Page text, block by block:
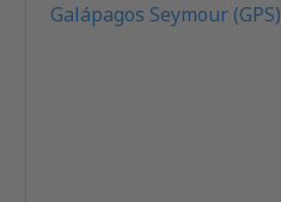
Galápagos Seymour (GPS)